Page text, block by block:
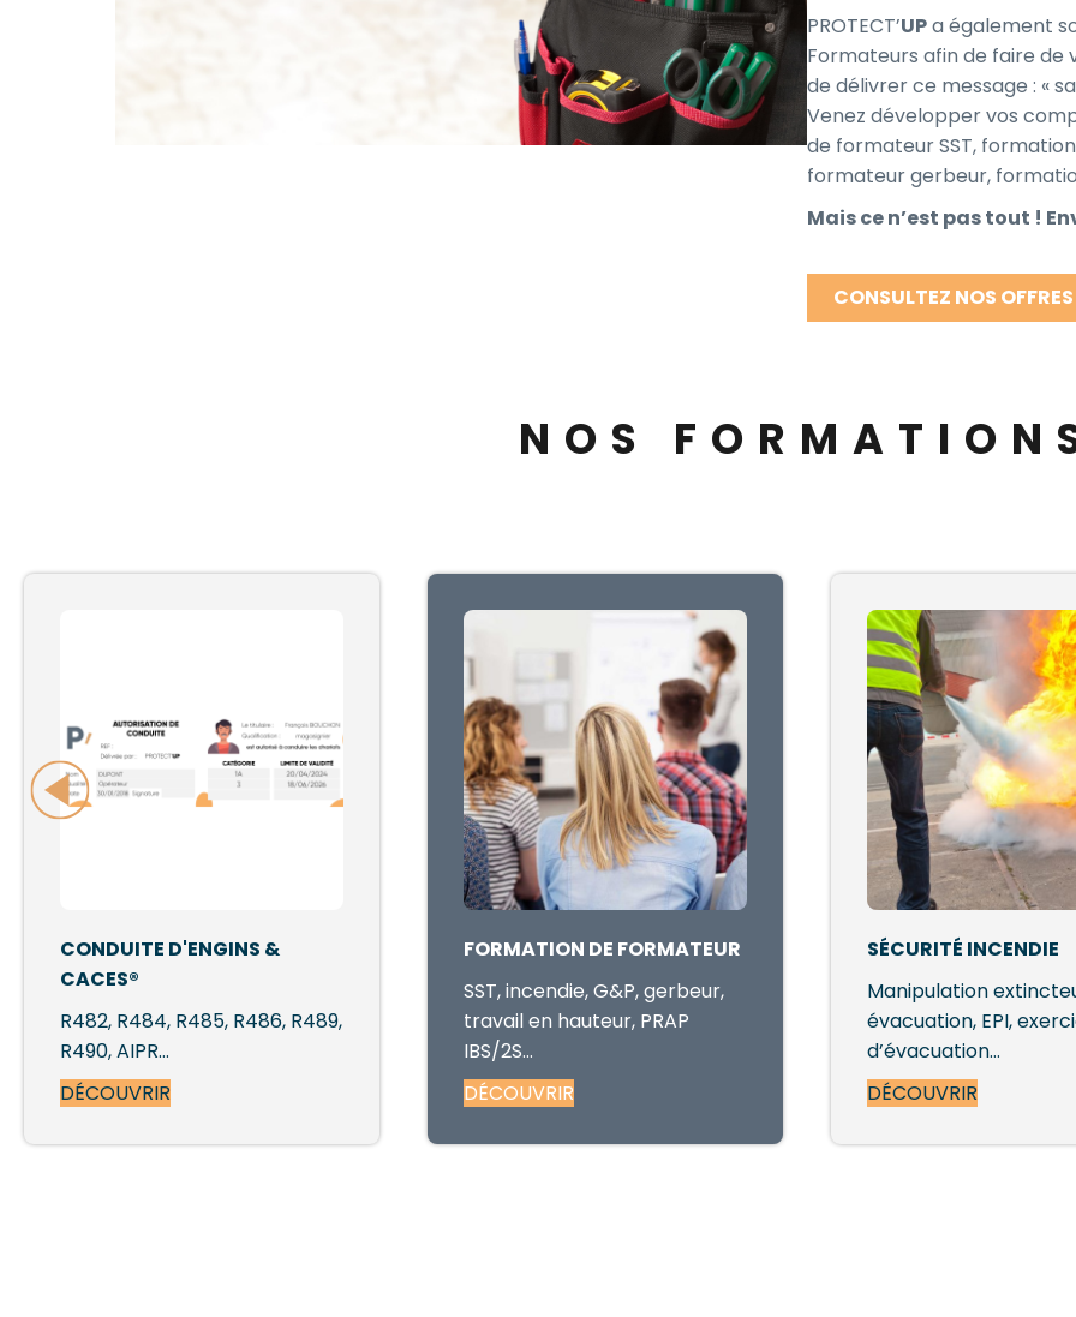
PROTECT’UPa également
Formateurs afin de faire de
de délivrer ce message : «
Venez développer vos
de formateur SST,
formateur gerbeur,
Mais ce n’est pas tout !
CONSULTEZ NOS OFFRES
NOS
CONDUITE D'ENGINS &
CACES®
R482, R484, R485, R486, R489,
R490, AIPR…
DÉCOUVRIR
FORMATION DE FORMATEUR
SST, incendie, G&P, gerbeur,
travail en hauteur, PRAP
IBS/2S…
DÉCOUVRIR
SÉCURITÉ INCENDIE
Manipulation
évacuation, EPI,
d’évacuation…
DÉCOUVRIR